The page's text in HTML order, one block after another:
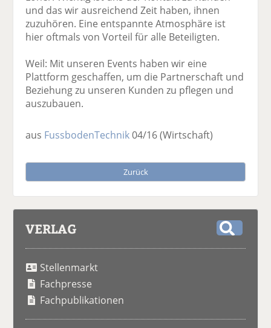
und das wir ausreichend Zeit haben, ihnen
zuzuhören. Eine entspannte Atmosphäre ist
hier oftmals von Vorteil für alle Beteiligten.
Weil: Mit unseren Events haben wir eine
Plattform geschaffen, um die Partnerschaft und
Beziehung zu unseren Kunden zu pflegen und
auszubauen.
aus FussbodenTechnik04/16(Wirtschaft)
Zurück
VERLAG
Stellenmarkt
Fachpresse
Fachpublikationen